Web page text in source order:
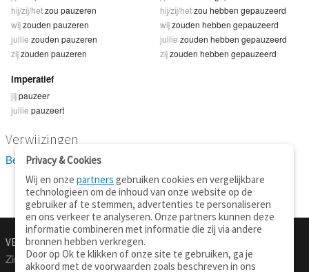
hij/zij/hetzou pauzeren
wijzouden pauzeren
jullie zouden pauzeren
zijzouden pauzeren
hij/zij/hetzou hebben gepauzeerd
wijzouden hebben gepauzeerd
jullie zouden hebben gepauzeerd
zijzouden hebben gepauzeerd
Imperatief
jijpauzeer
jullie pauzeert
Verwijzingen
Bekijk 1 definitie(s) van pauzeren
VERTALEN.NU
Zinnen vertalen
Over deze site
Privacy & Cookies
Wij en onzepartners gebruiken cookies en vergelijkbare
technologieën om de inhoud van onze website op de
gebruiker af te stemmen, advertenties te personaliseren
en ons verkeer te analyseren. Onze partners kunnen deze
informatie combineren met informatie die zij via andere
bronnen hebben verkregen.
Door op Ok te klikken of onze site te gebruiken, ga je
akkoord met de voorwaarden zoals beschreven in ons